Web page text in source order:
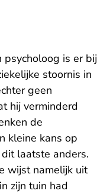
psycholoog is er bij
stoornis in
geen
hij verminderd
de
kleine kans op
laatste anders.
wijst namelijk uit
zijn tuin had